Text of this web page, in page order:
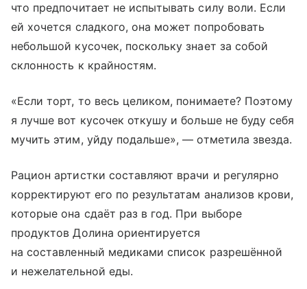
что предпочитает не испытывать силу воли. Если
ей хочется сладкого, она может попробовать
небольшой кусочек, поскольку знает за собой
склонность к крайностям.
«Если торт, то весь целиком, понимаете? Поэтому
я лучше вот кусочек откушу и больше не буду себя
мучить этим, уйду подальше», — отметила звезда.
Рацион артистки составляют врачи и регулярно
корректируют его по результатам анализов крови,
которые она сдаёт раз в год. При выборе
продуктов Долина ориентируется
на составленный медиками список разрешённой
и нежелательной еды.